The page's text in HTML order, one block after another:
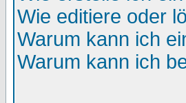
Wie editiere oder
Warum kann ich
Warum kann ich